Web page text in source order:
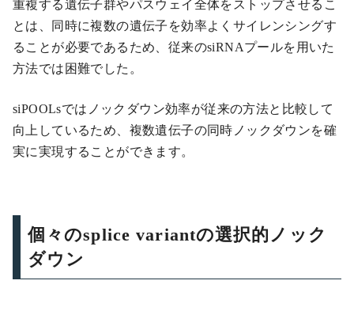
重複する遺伝子群やパスウェイ全体をストップさせるこ
とは、同時に複数の遺伝子を効率よくサイレンシングす
ることが必要であるため、従来のsiRNAプールを用いた
方法では困難でした。
siPOOLsではノックダウン効率が従来の方法と比較して
向上しているため、複数遺伝子の同時ノックダウンを確
実に実現することができます。
個々のsplice variantの選択的ノック
ダウン